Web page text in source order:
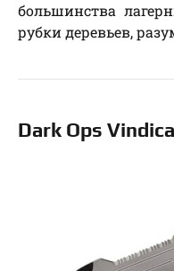
большинства
рубки деревьев,
Dark Ops